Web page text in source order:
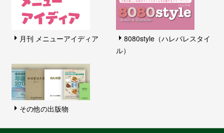
月刊 メニューアイディア
8080style（ハレバレスタイ
ル）
その他の出版物